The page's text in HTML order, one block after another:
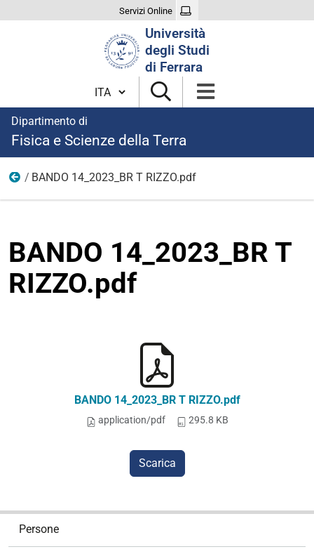
Servizi Online
Università
degli Studi
di Ferrara
Cambia lingua
Dipartimento di
Fisica e Scienze della Terra
modulistica bandi borse 2023
BANDO 14_2023_BR T RIZZO.pdf
BANDO 14_2023_BR T
RIZZO.pdf
BANDO 14_2023_BR T RIZZO.pdf
application/pdf 295.8 KB
Scarica
Persone